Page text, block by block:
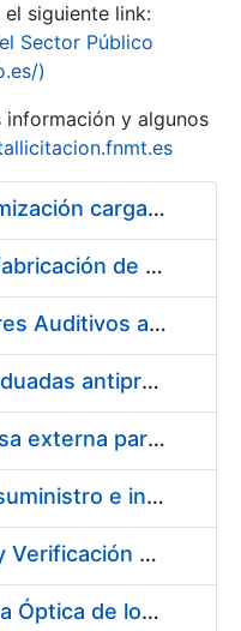
siguiente link:
Sector Público
)
información y algunos
Pliego condiciones optimización cargas compras firmado
Acuerdo marco para la fabricación de piezas
Suministro de Protectores Auditivos a medida para las personas trabajadoras de los Centros de Trabajo de Madrid y Burgos
Suministro de gafas graduadas antiproyecciones para los trabajadores de la FNMT-RCM en los centros de trabajo de Madrid y Burgos
Servicios de una empresa externa para el asesoramiento y resolución de los recursos de alzada que se presentan relacionados con procesos de selección para la FNMT-RCM
Acuerdo marco para el suministro e instalación de persianas, estores y otros complementos
Servicio de Calibración y Verificación Externa de los Equipos de Medición del Servicio de Prevención de la FNMT-RCM
Conexión mediante Fibra Óptica de los Centros de Proceso de Datos (CPDs) de las sedes de la FNMT-RCM de Burgos y Madrid